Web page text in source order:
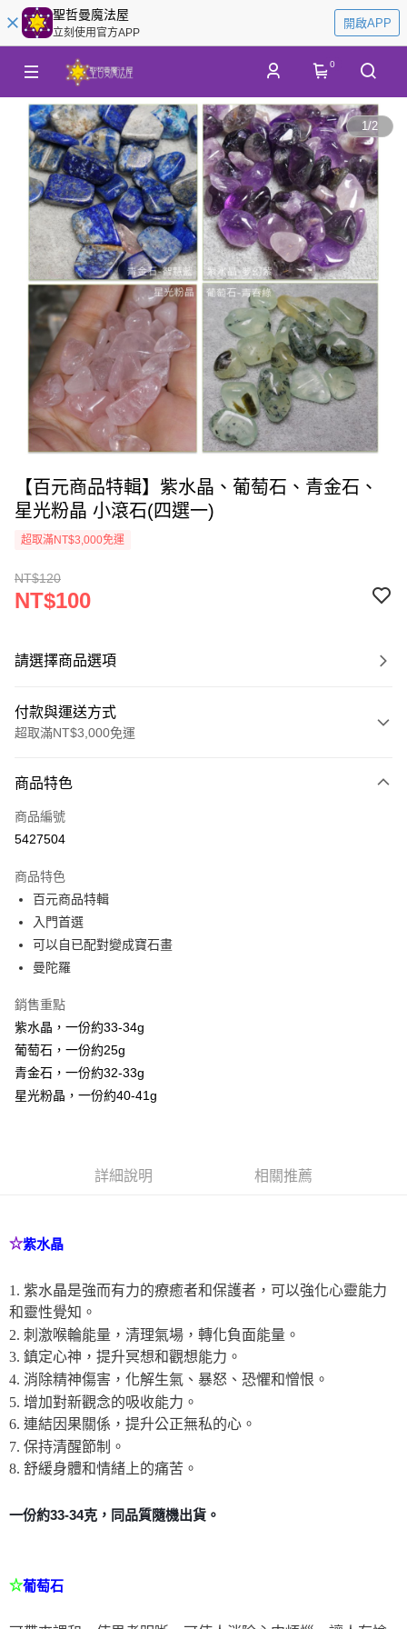
聖哲曼魔法屋
立刻使用官方APP
開啟APP
0
1/2
【百元商品特輯】紫水晶、葡萄石、青金石、
星光粉晶 小滾石(四選一)
超取滿NT$3,000免運
NT$120
NT$100
請選擇商品選項
付款與運送方式
超取滿NT$3,000免運
信用卡一次付款
超商取貨付款
Apple Pay
街口支付
悠遊付
ATM付款
全家取貨付款
每筆NT$80，滿NT$3,000(含以上)免運費
賣家宅配幫您送（台灣）
郵局幫你送（離島）
付款後門市自取
免運費
商品特色
商品編號
5427504
商品特色
百元商品特輯
入門首選
可以自已配對變成寶石畫
曼陀羅
銷售重點
紫水晶，一份約33-34g
葡萄石，一份約25g
青金石，一份約32-33g
星光粉晶，一份約40-41g
詳細說明 相關推薦
☆紫水晶
1. 紫水晶是強而有力的療癒者和保護者，可以強化心靈能力
和靈性覺知。
2. 刺激喉輪能量，清理氣場，轉化負面能量。
3. 鎮定心神，提升冥想和觀想能力。
4. 消除精神傷害，化解生氣、暴怒、恐懼和憎恨。
5. 增加對新觀念的吸收能力。
6. 連結因果關係，提升公正無私的心。
7. 保持清醒節制。
8. 舒緩身體和情緒上的痛苦。
一份約33-34克，同品質隨機出貨。
☆葡萄石